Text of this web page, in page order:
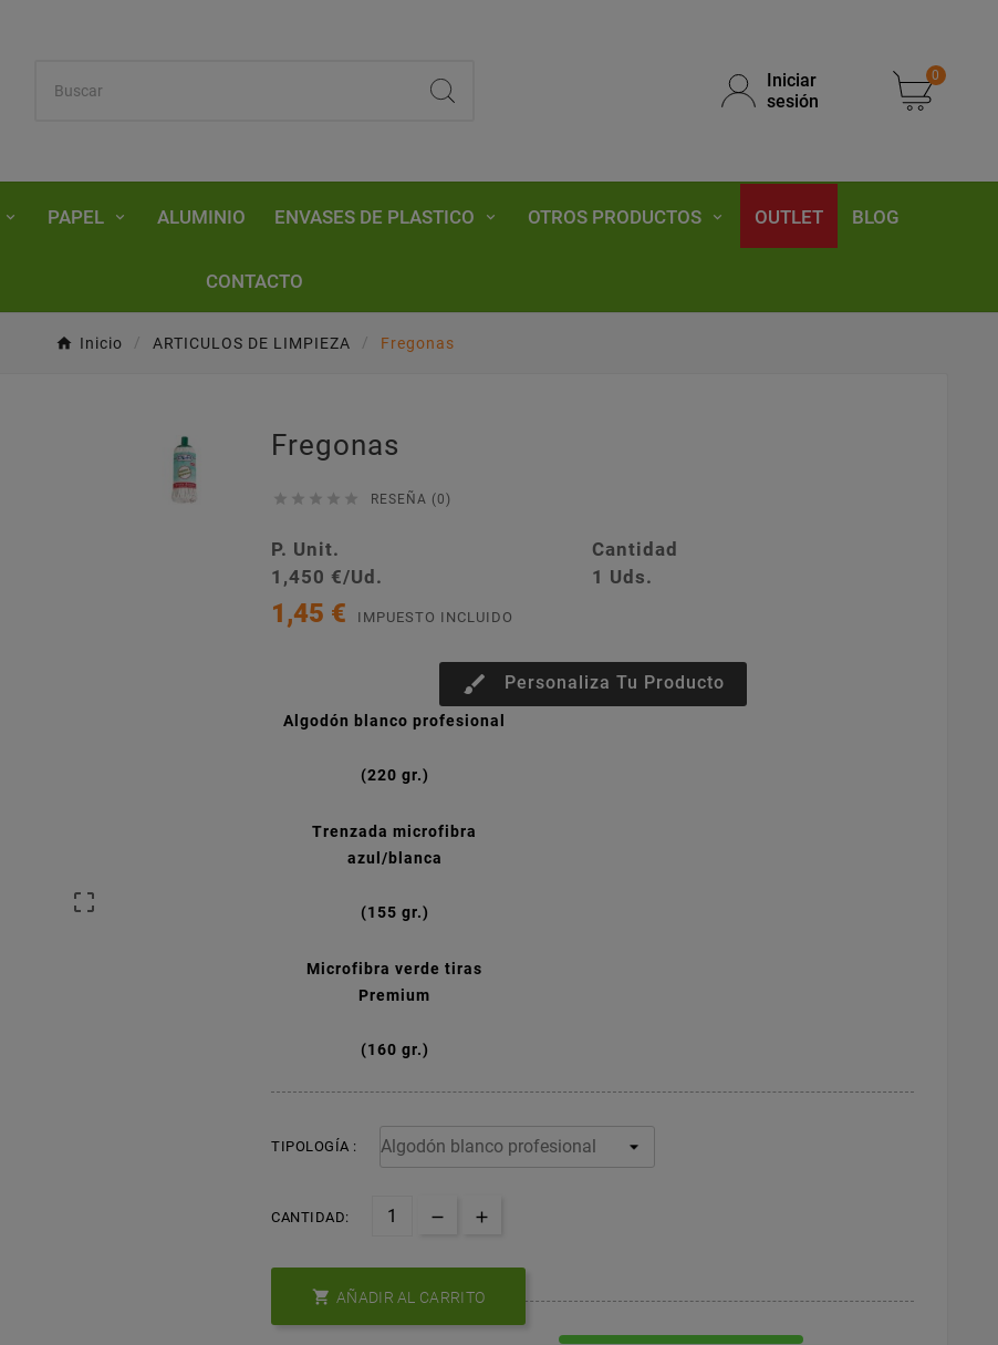
Iniciar
sesión
0
PAPEL ALUMINIO ENVASES DE PLASTICO OTROS PRODUCTOS OUTLET BLOG
CONTACTO
Inicio ARTICULOS DE LIMPIEZA Fregonas

Fregonas
     RESEÑA (0)
P. Unit.
Cantidad
1,450 €/Ud.
1 Uds.
1,45 € IMPUESTO INCLUIDO
brush Personaliza Tu Producto
Algodón blanco profesional
(220 gr.)
Trenzada microfibra
azul/blanca
(155 gr.)
Microfibra verde tiras
Premium
(160 gr.)
TIPOLOGÍA :
CANTIDAD:
 AÑADIR AL CARRITO